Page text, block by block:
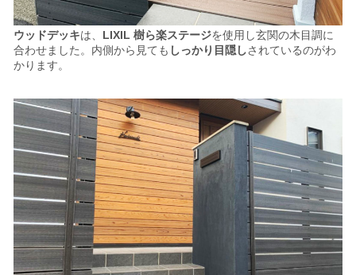
ウッドデッキは、 LIXIL 樹ら楽ステージを使用し玄関の木目調に
合わせました。 内側から見ても しっかり目隠しされているのがわ
かります。